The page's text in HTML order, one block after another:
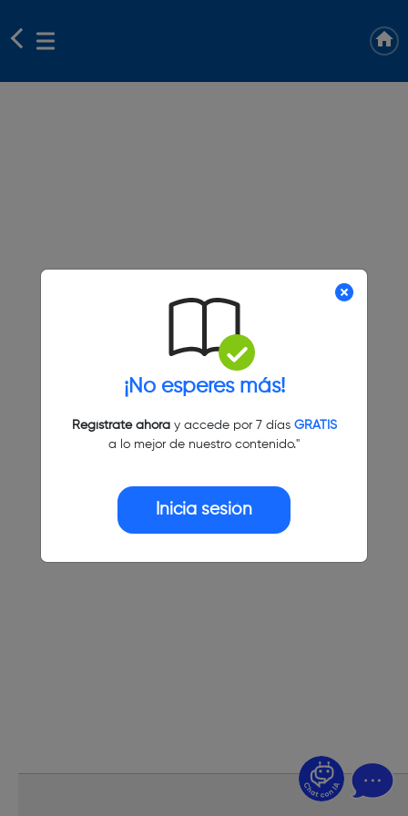
¡No esperes más!
Regístrate ahoray accede por 7 días GRATIS
a lo mejor de nuestro contenido."
Inicia sesión